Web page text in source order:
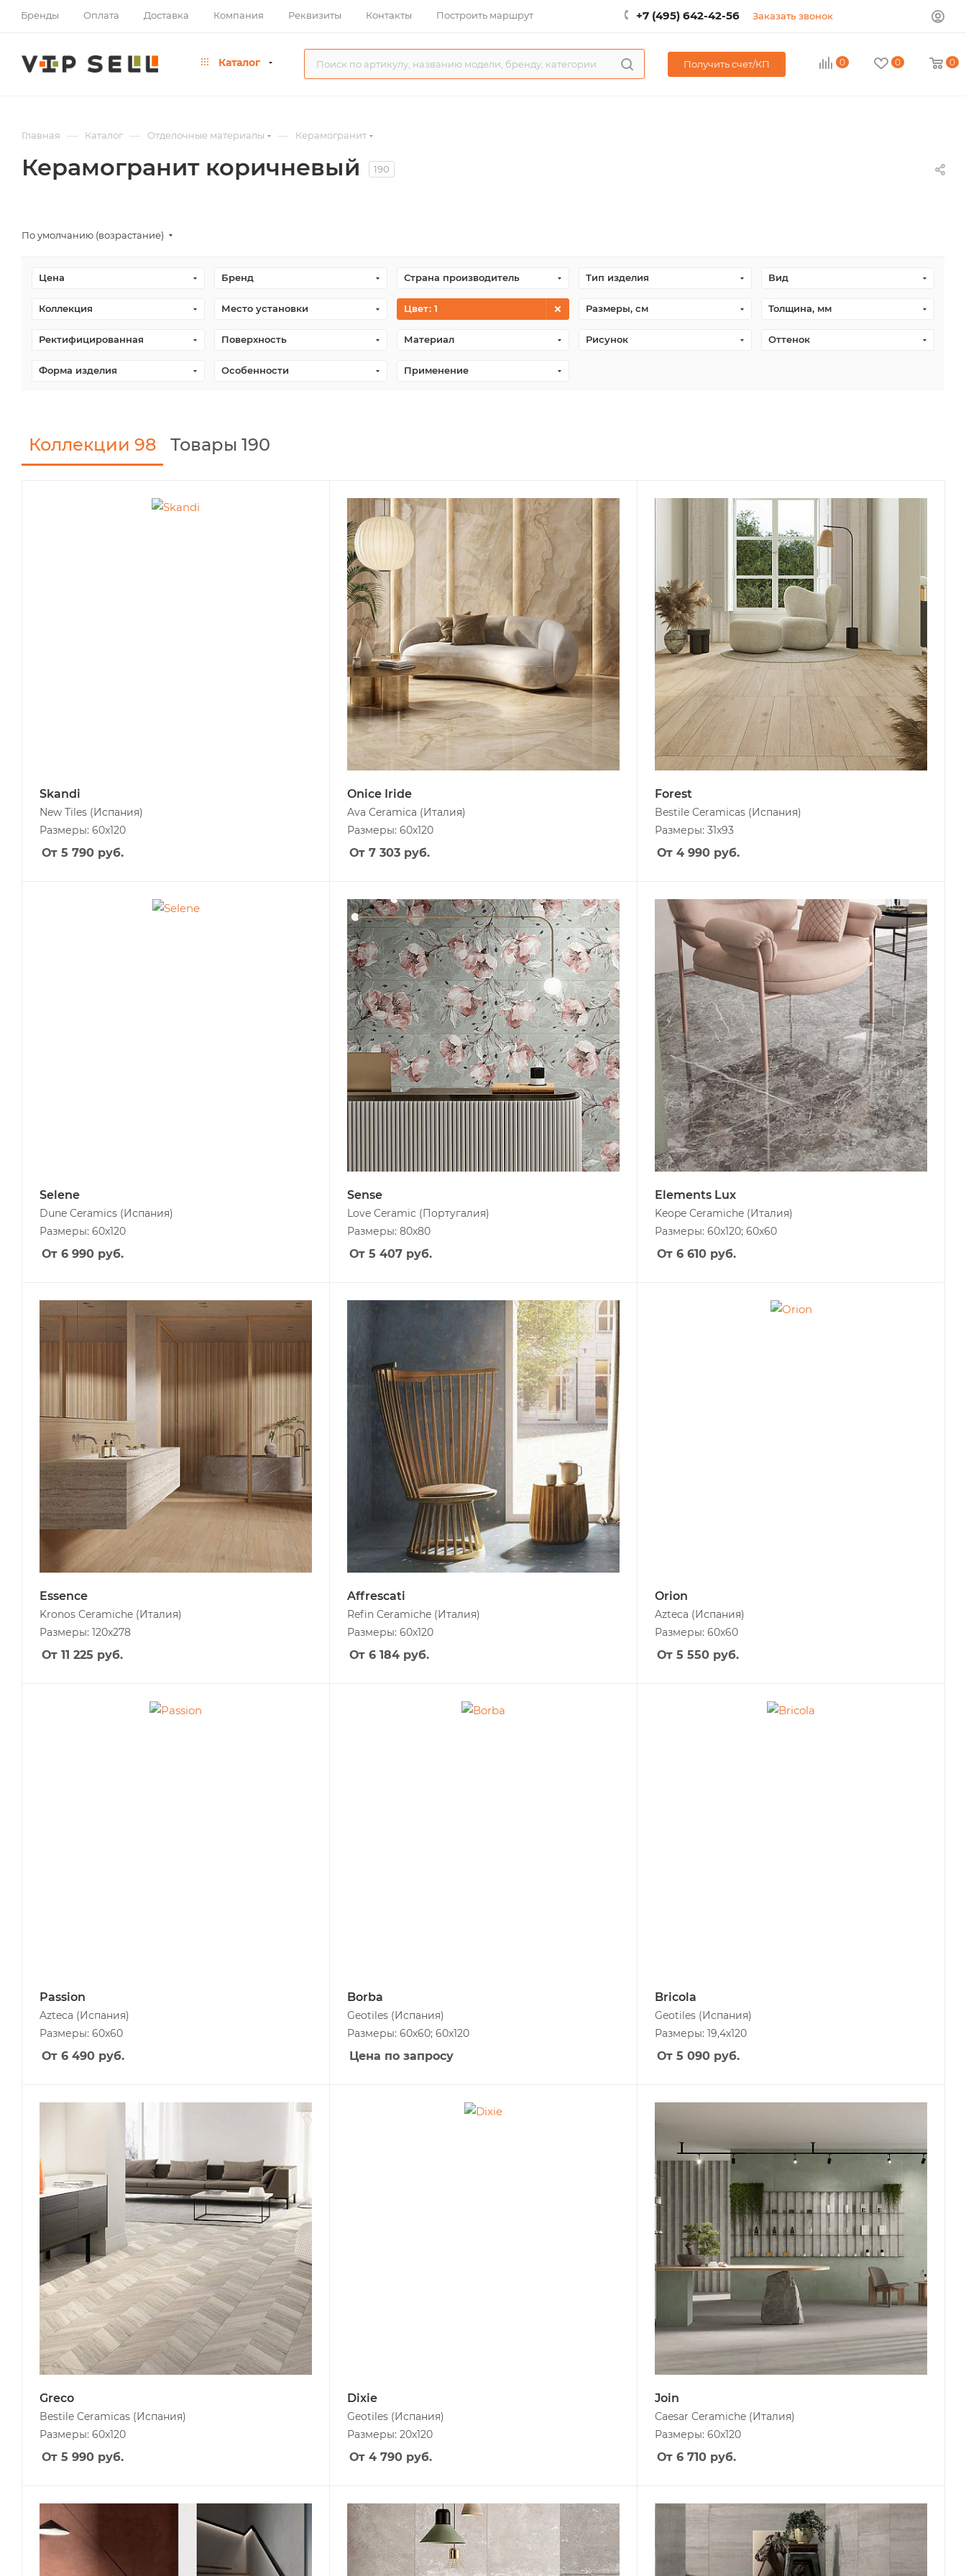
Бренды Оплата Доставка Компания Реквизиты Контакты Построить маршрут +7 (495) 642-42-56 Заказать звонок
Каталог Получить счет/КП 0 0 0
Главная — Каталог — Отделочные материалы — Керамогранит
Керамогранит коричневый 190
По умолчанию (возрастание)
Цена Бренд Страна производитель Тип изделия Вид
Коллекция Место установки Цвет: 1 Размеры, см Толщина, мм
Ректифицированная Поверхность Материал Рисунок Оттенок
Форма изделия Особенности Применение
Коллекции 98 Товары 190
Skandi
New Tiles (Испания)
Размеры: 60x120
От 5 790 руб.
Onice Iride
Ava Ceramica (Италия)
Размеры: 60x120
От 7 303 руб.
Forest
Bestile Ceramicas (Испания)
Размеры: 31x93
От 4 990 руб.
Selene
Dune Ceramics (Испания)
Размеры: 60x120
От 6 990 руб.
Sense
Love Ceramic (Португалия)
Размеры: 80x80
От 5 407 руб.
Elements Lux
Keope Ceramiche (Италия)
Размеры: 60x120; 60x60
От 6 610 руб.
Essence
Kronos Ceramiche (Италия)
Размеры: 120x278
От 11 225 руб.
Affrescati
Refin Ceramiche (Италия)
Размеры: 60x120
От 6 184 руб.
Orion
Azteca (Испания)
Размеры: 60x60
От 5 550 руб.
Passion
Azteca (Испания)
Размеры: 60x60
От 6 490 руб.
Borba
Geotiles (Испания)
Размеры: 60x60; 60x120
Цена по запросу
Bricola
Geotiles (Испания)
Размеры: 19,4x120
От 5 090 руб.
Greco
Bestile Ceramicas (Испания)
Размеры: 60x120
От 5 990 руб.
Dixie
Geotiles (Испания)
Размеры: 20x120
От 4 790 руб.
Join
Caesar Ceramiche (Италия)
Размеры: 60x120
От 6 710 руб.